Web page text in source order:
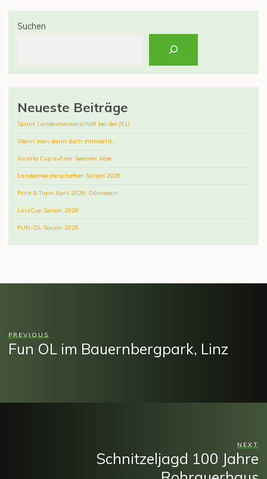
Suchen
Neueste Beiträge
Sprint Landesmeisterschaft bei der JKU
Wenn man dann doch mitmacht….
Austria Cup auf der Seetaler Alpe
Landesmeisterschaften Saison 2026
Print & Train April 2026: Dörnbach
LinzCup Saison 2026
FUN-OL Saison 2026
PREVIOUS
Fun OL im Bauernbergpark, Linz
NEXT
Schnitzeljagd 100 Jahre